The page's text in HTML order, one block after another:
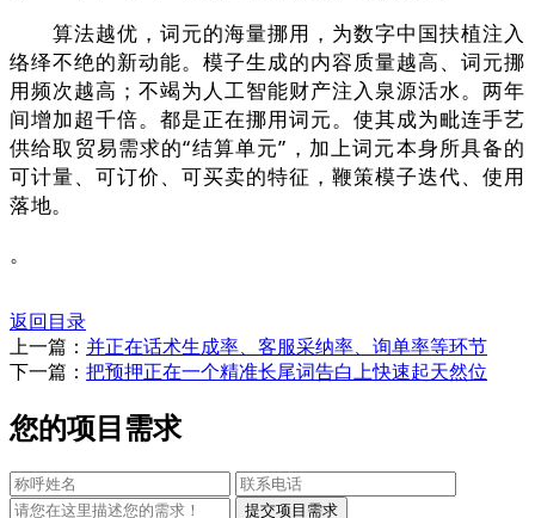
算法越优，词元的海量挪用，为数字中国扶植注入
络绎不绝的新动能。模子生成的内容质量越高、词元挪
用频次越高；不竭为人工智能财产注入泉源活水。两年
间增加超千倍。都是正在挪用词元。使其成为毗连手艺
供给取贸易需求的“结算单元”，加上词元本身所具备的
可计量、可订价、可买卖的特征，鞭策模子迭代、使用
落地。
。
返回目录
上一篇： 并正在话术生成率、客服采纳率、询单率等环节
下一篇： 把预押正在一个精准长尾词告白上快速起天然位
您的项目需求